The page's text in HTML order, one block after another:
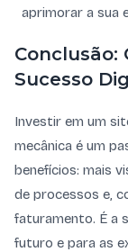
aprimorar a sua
Conclusão:
Sucesso
Investir em um
mecânica é um
benefícios: mais
de processos e,
faturamento. É a
futuro e para as